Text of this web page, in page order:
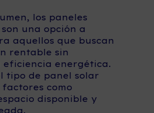
los paneles
una opción a
aquellos que buscan
rentable sin
energética.
tipo de panel solar
como
disponible y